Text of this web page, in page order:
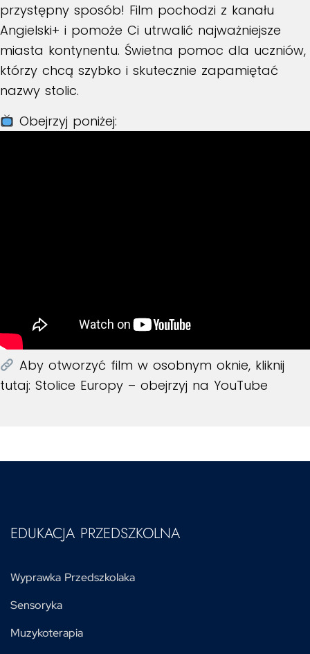
przystępny sposób! Film pochodzi z kanału
Angielski+ i pomoże Ci utrwalić najważniejsze
miasta kontynentu. Świetna pomoc dla uczniów,
którzy chcą szybko i skutecznie zapamiętać
nazwy stolic.
Obejrzyj poniżej:
Aby otworzyć film w osobnym oknie, kliknij
tutaj: Stolice Europy – obejrzyj na YouTube
EDUKACJA PRZEDSZKOLNA
Wyprawka Przedszkolaka
Sensoryka
Muzykoterapia